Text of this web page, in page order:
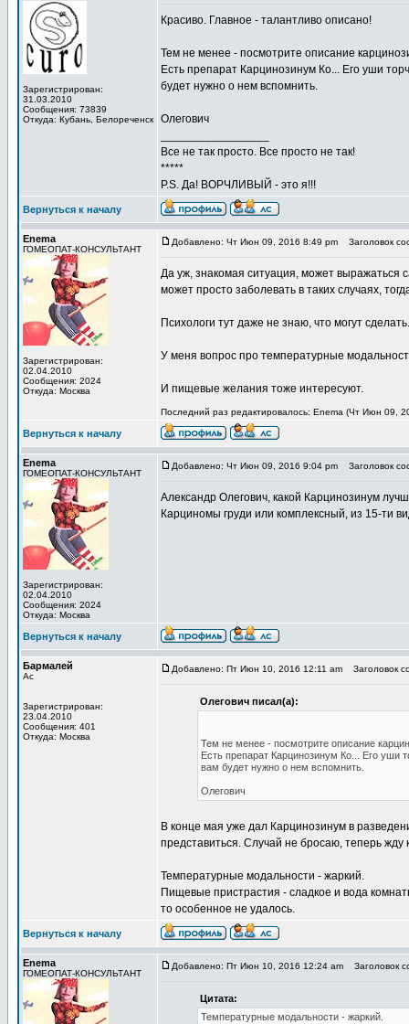
Зарегистрирован:
31.03.2010
Сообщения: 73839
Откуда: Кубань, Белореченск
Красиво. Главное - талантливо описано!
Тем не менее - посмотрите описание
Есть препарат Карцинозинум Ко... Его уши
будет нужно о нем вспомнить.
Олегович
Все не так просто. Все просто не так!
*****
P.S. Да! ВОРЧЛИВЫЙ - это я!!!
Вернуться к началу
Enema
ГОМЕОПАТ-КОНСУЛЬТАНТ
Зарегистрирован:
02.04.2010
Сообщения: 2024
Откуда: Москва
Добавлено: Чт Июн 09, 2016 8:49 pm Заголовок
Да уж, знакомая ситуация, может
может просто заболевать в таких случаях,
Психологи тут даже не знаю, что могут
У меня вопрос про температурные
И пищевые желания тоже интересуют.
Последний раз редактировалось: Enema (Чт Июн 09,
Вернуться к началу
Enema
ГОМЕОПАТ-КОНСУЛЬТАНТ
Зарегистрирован:
02.04.2010
Сообщения: 2024
Откуда: Москва
Добавлено: Чт Июн 09, 2016 9:04 pm Заголовок
Александр Олегович, какой Карцинозинум
Карциномы груди или комплексный, из 15-ти
Вернуться к началу
Бармалей
Ас
Зарегистрирован:
23.04.2010
Сообщения: 401
Откуда: Москва
Добавлено: Пт Июн 10, 2016 12:11 am Заголовок
Олегович писал(а):
Тем не менее - посмотрите описание
Есть препарат Карцинозинум Ко... Его уши
вам будет нужно о нем вспомнить.
Олегович
В конце мая уже дал Карцинозинум в
представиться. Случай не бросаю, теперь жду
Температурные модальности - жаркий.
Пищевые пристрастия - сладкое и вода
то особенное не удалось.
Вернуться к началу
Enema
ГОМЕОПАТ-КОНСУЛЬТАНТ
Добавлено: Пт Июн 10, 2016 12:24 am Заголовок
Цитата:
Температурные модальности - жаркий.